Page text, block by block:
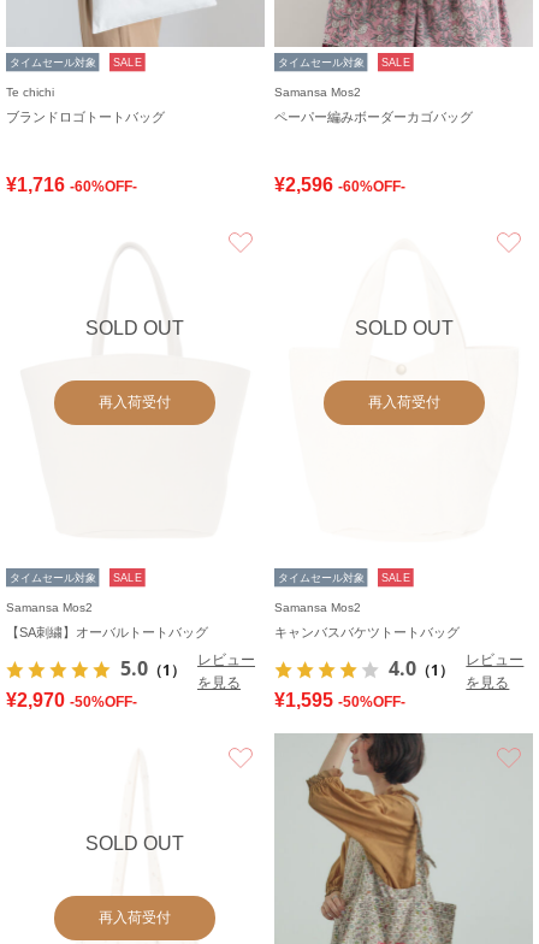
タイムセール対象 SALE
Te chichi
ブランドロゴトートバッグ
¥1,716 -60%OFF-
タイムセール対象 SALE
Samansa Mos2
ペーパー編みボーダーカゴバッグ
¥2,596 -60%OFF-
SOLD OUT
再入荷受付
タイムセール対象 SALE
Samansa Mos2
【SA刺繍】オーバルトートバッグ
5.0 （1）
レビュー
を見る
¥2,970 -50%OFF-
SOLD OUT
再入荷受付
タイムセール対象 SALE
Samansa Mos2
キャンバスバケツトートバッグ
4.0 （1）
レビュー
を見る
¥1,595 -50%OFF-
SOLD OUT
再入荷受付
お気に入り